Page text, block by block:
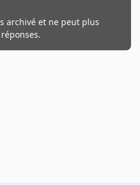
archivé et ne peut plus